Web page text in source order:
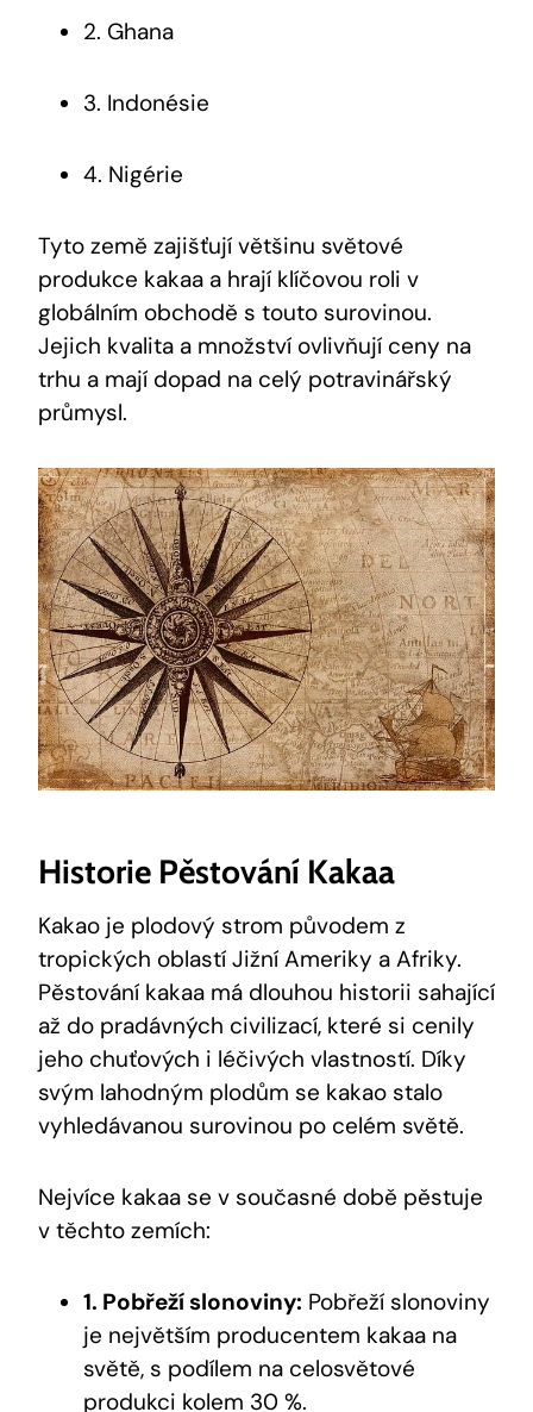
2. Ghana
3. Indonésie
4. Nigérie
Tyto země zajišťují většinu světové
produkce kakaa a hrají klíčovou roli v
globálním obchodě s touto surovinou.
Jejich kvalita a množství ovlivňují ceny na
trhu a mají dopad na celý potravinářský
průmysl.
Historie Pěstování Kakaa
Kakao je plodový strom původem z
tropických oblastí Jižní Ameriky a Afriky.
Pěstování kakaa má dlouhou historii sahající
až do pradávných civilizací, které si cenily
jeho chuťových i léčivých vlastností. Díky
svým lahodným plodům se kakao stalo
vyhledávanou surovinou po celém světě.
Nejvíce kakaa se v současné době pěstuje
v těchto zemích:
1. Pobřeží slonoviny: Pobřeží slonoviny
je největším producentem kakaa na
světě, s podílem na celosvětové
produkci kolem 30 %.